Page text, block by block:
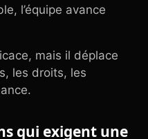
l’équipe avance
mais il déplace
les droits, les
qui exigent une